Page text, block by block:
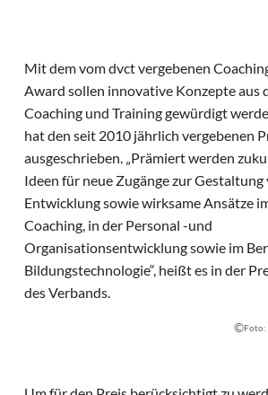
Mit dem vom dvct vergebenen
Award sollen innovative Konzepte aus
Coaching und Training gewürdigt
hat den seit 2010 jährlich vergebenen
ausgeschrieben. „Prämiert werden
Ideen für neue Zugänge zur Gestaltung
Entwicklung sowie wirksame Ansätze
Coaching, in der Personal -und
Organisationsentwicklung sowie im
Bildungstechnologie“, heißt es in der
des Verbands.
©Foto: